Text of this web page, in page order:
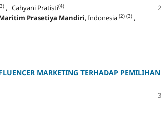
, Cahyani Pratisti(4)
Prasetiya Mandiri, Indonesia (2) (3) ,
MARKETING TERHADAP PEMILIHAN